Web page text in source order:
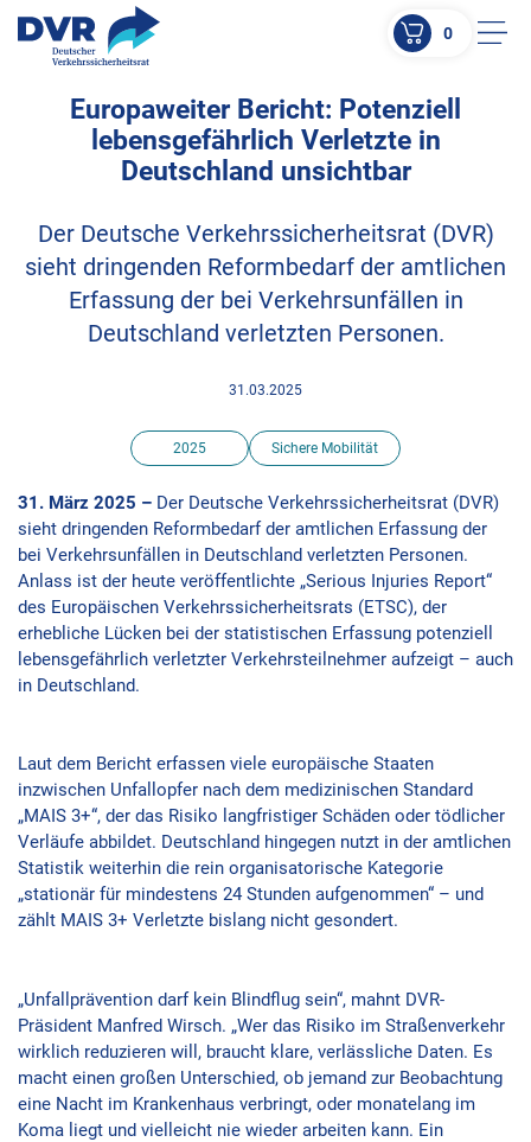
ZUM HAUPTINHALT SPRINGEN
ZUR SUCHE SPRINGEN
0
Europaweiter Bericht: Potenziell
lebensgefährlich Verletzte in
Deutschland unsichtbar
Der Deutsche Verkehrssicherheitsrat (DVR)
sieht dringenden Reformbedarf der amtlichen
Erfassung der bei Verkehrsunfällen in
Deutschland verletzten Personen.
31.03.2025
2025 Sichere Mobilität
31. März 2025 – Der Deutsche Verkehrssicherheitsrat (DVR)
sieht dringenden Reformbedarf der amtlichen Erfassung der
bei Verkehrsunfällen in Deutschland verletzten Personen.
Anlass ist der heute veröffentlichte „Serious Injuries Report“
des Europäischen Verkehrssicherheitsrats (ETSC), der
erhebliche Lücken bei der statistischen Erfassung potenziell
lebensgefährlich verletzter Verkehrsteilnehmer aufzeigt – auch
in Deutschland.
Laut dem Bericht erfassen viele europäische Staaten
inzwischen Unfallopfer nach dem medizinischen Standard
„MAIS 3+“, der das Risiko langfristiger Schäden oder tödlicher
Verläufe abbildet. Deutschland hingegen nutzt in der amtlichen
Statistik weiterhin die rein organisatorische Kategorie
„stationär für mindestens 24 Stunden aufgenommen“ – und
zählt MAIS 3+ Verletzte bislang nicht gesondert.
„Unfallprävention darf kein Blindflug sein“, mahnt DVR-
Präsident Manfred Wirsch. „Wer das Risiko im Straßenverkehr
wirklich reduzieren will, braucht klare, verlässliche Daten. Es
macht einen großen Unterschied, ob jemand zur Beobachtung
eine Nacht im Krankenhaus verbringt, oder monatelang im
Koma liegt und vielleicht nie wieder arbeiten kann. Ein